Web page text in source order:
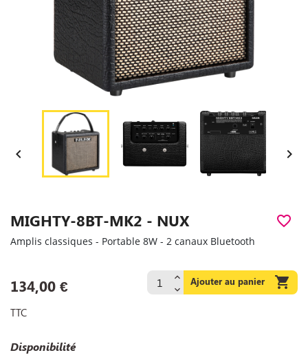
 
MIGHTY-8BT-MK2 - NUX favorite_border
Amplis classiques - Portable 8W - 2 canaux Bluetooth
134,00 € Ajouter au panier 
TTC
Disponibilité